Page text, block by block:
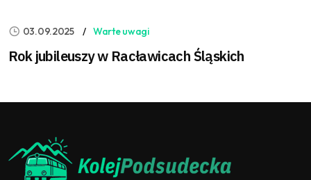
03.09.2025 Warte uwagi
Rok jubileuszy w Racławicach Śląskich